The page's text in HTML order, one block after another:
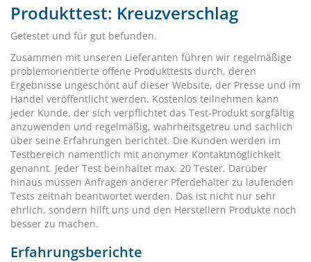
Produkttest: Kreuzverschlag
Getestet und für gut befunden.
Zusammen mit unseren Lieferanten führen wir regelmäßige
problemorientierte offene Produkttests durch, deren
Ergebnisse ungeschönt auf dieser Website, der Presse und im
Handel veröffentlicht werden. Kostenlos teilnehmen kann
jeder Kunde, der sich verpflichtet das Test-Produkt sorgfältig
anzuwenden und regelmäßig, wahrheitsgetreu und sachlich
über seine Erfahrungen berichtet. Die Kunden werden im
Testbereich namentlich mit anonymer Kontaktmöglichkeit
genannt. Jeder Test beinhaltet max. 20 Tester. Darüber
hinaus müssen Anfragen anderer Pferdehalter zu laufenden
Tests zeitnah beantwortet werden. Das ist nicht nur sehr
ehrlich, sondern hilft uns und den Herstellern Produkte noch
besser zu machen.
Erfahrungsberichte